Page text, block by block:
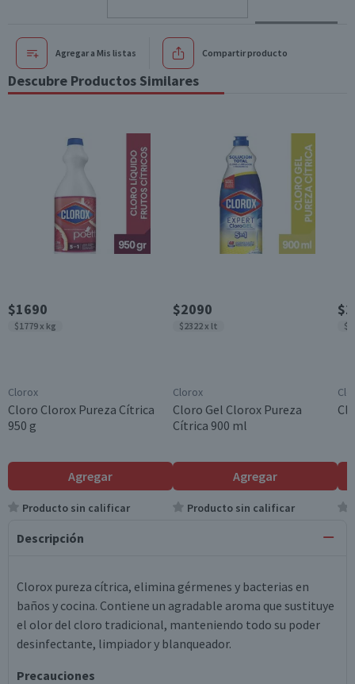
Agregar a Mis listas Compartir producto
Descubre Productos Similares
$1690
$1779 x kg
Clorox
Cloro Clorox Pureza Cítrica
950 g
Agregar
Producto sin calificar
$2090
$2322 x lt
Clorox
Cloro Gel Clorox Pureza
Cítrica 900 ml
Agregar
Producto sin calificar
Descripción
Clorox pureza cítrica, elimina gérmenes y bacterias en
baños y cocina. Contiene un agradable aroma que sustituye
el olor del cloro tradicional, manteniendo todo su poder
desinfectante, limpiador y blanqueador.
Precauciones